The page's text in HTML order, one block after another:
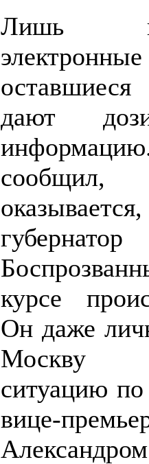
Лишь
дают
оказывается,
курсе
Он даже
Москву
ситуацию
вице-